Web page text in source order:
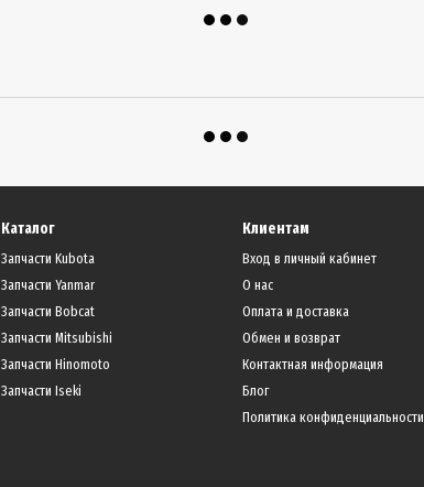
Каталог
Запчасти Kubota
Запчасти Yanmar
Запчасти Bobcat
Запчасти Mitsubishi
Запчасти Hinomoto
Запчасти Iseki
Клиентам
Вход в личный кабинет
О нас
Оплата и доставка
Обмен и возврат
Контактная информация
Блог
Политика конфиденциальности